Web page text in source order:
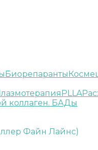
Биорепаранты
PLLA
коллаген. БАДы
Файн Лайнс)